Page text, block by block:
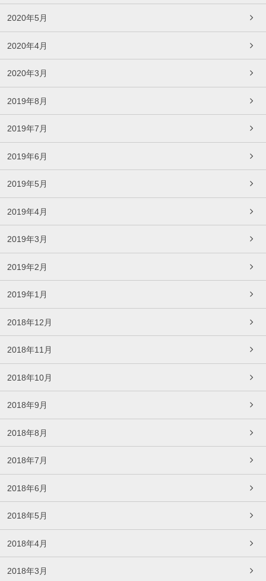
2020年5月
2020年4月
2020年3月
2019年8月
2019年7月
2019年6月
2019年5月
2019年4月
2019年3月
2019年2月
2019年1月
2018年12月
2018年11月
2018年10月
2018年9月
2018年8月
2018年7月
2018年6月
2018年5月
2018年4月
2018年3月